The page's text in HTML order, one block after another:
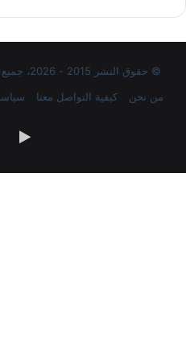
© حقوق النشر 2015 - 2026، جميع الحقوق محفوظة | الصفحة العربية
من نحن
كيفية التواصل معنا